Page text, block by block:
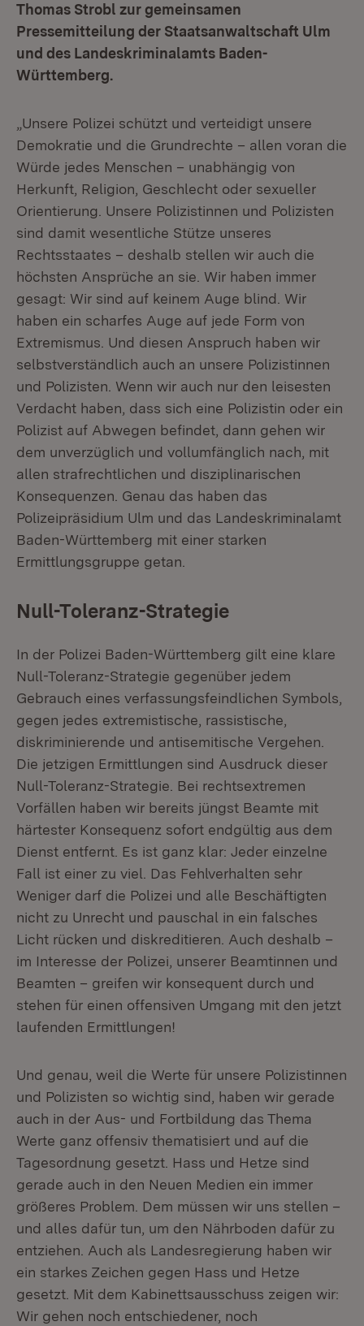
Thomas Strobl zur gemeinsamen
Pressemitteilung der Staatsanwaltschaft Ulm
und des Landeskriminalamts Baden-
Württemberg.
„Unsere Polizei schützt und verteidigt unsere
Demokratie und die Grundrechte – allen voran die
Würde jedes Menschen – unabhängig von
Herkunft, Religion, Geschlecht oder sexueller
Orientierung. Unsere Polizistinnen und Polizisten
sind damit wesentliche Stütze unseres
Rechtsstaates – deshalb stellen wir auch die
höchsten Ansprüche an sie. Wir haben immer
gesagt: Wir sind auf keinem Auge blind. Wir
haben ein scharfes Auge auf jede Form von
Extremismus. Und diesen Anspruch haben wir
selbstverständlich auch an unsere Polizistinnen
und Polizisten. Wenn wir auch nur den leisesten
Verdacht haben, dass sich eine Polizistin oder ein
Polizist auf Abwegen befindet, dann gehen wir
dem unverzüglich und vollumfänglich nach, mit
allen strafrechtlichen und disziplinarischen
Konsequenzen. Genau das haben das
Polizeipräsidium Ulm und das Landeskriminalamt
Baden-Württemberg mit einer starken
Ermittlungsgruppe getan.
Null-Toleranz-Strategie
In der Polizei Baden-Württemberg gilt eine klare
Null-Toleranz-Strategie gegenüber jedem
Gebrauch eines verfassungsfeindlichen Symbols,
gegen jedes extremistische, rassistische,
diskriminierende und antisemitische Vergehen.
Die jetzigen Ermittlungen sind Ausdruck dieser
Null-Toleranz-Strategie. Bei rechtsextremen
Vorfällen haben wir bereits jüngst Beamte mit
härtester Konsequenz sofort endgültig aus dem
Dienst entfernt. Es ist ganz klar: Jeder einzelne
Fall ist einer zu viel. Das Fehlverhalten sehr
Weniger darf die Polizei und alle Beschäftigten
nicht zu Unrecht und pauschal in ein falsches
Licht rücken und diskreditieren. Auch deshalb –
im Interesse der Polizei, unserer Beamtinnen und
Beamten – greifen wir konsequent durch und
stehen für einen offensiven Umgang mit den jetzt
laufenden Ermittlungen!
Und genau, weil die Werte für unsere Polizistinnen
und Polizisten so wichtig sind, haben wir gerade
auch in der Aus- und Fortbildung das Thema
Werte ganz offensiv thematisiert und auf die
Tagesordnung gesetzt. Hass und Hetze sind
gerade auch in den Neuen Medien ein immer
größeres Problem. Dem müssen wir uns stellen –
und alles dafür tun, um den Nährboden dafür zu
entziehen. Auch als Landesregierung haben wir
ein starkes Zeichen gegen Hass und Hetze
gesetzt. Mit dem Kabinettsausschuss zeigen wir:
Wir gehen noch entschiedener, noch